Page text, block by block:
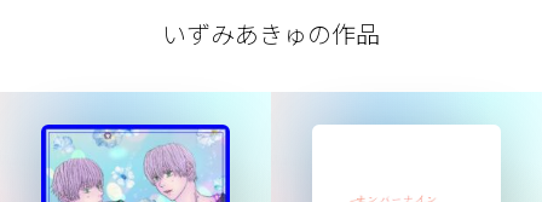
いずみあきゅの作品